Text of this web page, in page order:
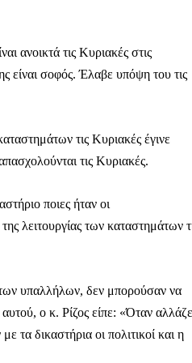
Και να είστε σίγουροί
Όμως αυτό το μήνυμα δεν
ακόμη και σε αυτούς που
μόνο για όσους έχουν
Αν πιστεύετε ότι μια
τον έλεγχο της εξουσίας,
ανοικτά τις Κυριακές στις
είναι σοφός. Έλαβε υπόψη του τις
τις Κυριακές έγινε
τις Κυριακές.
ποιες ήταν οι
λειτουργίας των καταστημάτων
υπαλλήλων, δεν μπορούσαν να
ο κ. Ρίζος είπε: «Όταν
δικαστήρια οι πολιτικοί και η